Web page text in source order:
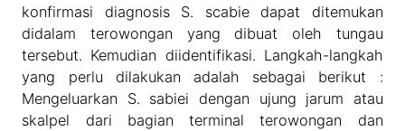
konfirmasi diagnosis S. scabie dapat ditemukan
didalam terowongan yang dibuat oleh tungau
tersebut. Kemudian diidentifikasi. Langkah-langkah
yang perlu dilakukan adalah sebagai berikut :
Mengeluarkan S. sabiei dengan ujung jarum atau
skalpel dari bagian terminal terowongan dan